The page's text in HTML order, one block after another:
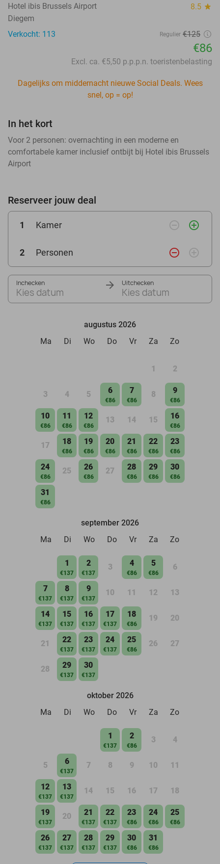
Hotel ibis Brussels Airport 8.5 star
Diegem
Verkocht: 113
Regulier €125
€86
Excl. ca. €5,50 p.p.p.n. toeristenbelasting
Dagelijks om middernacht nieuwe Social Deals. Wees
snel, op = op!
In het kort
Voor 2 personen: overnachting in een moderne en
comfortabele kamer inclusief ontbijt bij Hotel ibis Brussels
Airport
Reserveer jouw deal
1 Kamer remove_circle_outline add_circle_outline
2 Personen remove_circle_outline add_circle_outline
Inchecken
Kies datum
Uitchecken
Kies datum
augustus 2026
Ma
Di Wo Do Vr Za Zo
1 2
3 4 5 6
€86
7
€86
8 9
€86
10
€86
11
€86
12
€86
13 14 15 16
€86
17 18
€86
19
€86
20
€86
21
€86
22
€86
23
€86
24
€86
25 26
€86
27 28
€86
29
€86
30
€86
31
€86
september 2026
Ma
Di Wo Do Vr Za Zo
1
€137
2
€137
3 4
€86
5
€86
6
7
€137
8
€137
9
€137
10 11 12 13
14
€137
15
€137
16
€137
17
€137
18
€86
19 20
21 22
€137
23
€137
24
€137
25
€86
26 27
28 29
€137
30
€137
oktober 2026
Ma
Di Wo Do Vr Za Zo
1
€137
2
€86
3 4
5 6
€137
7 8 9 10 11
12
€137
13
€137
14 15 16 17 18
19
€137
20 21
€137
22
€137
23
€86
24
€86
25
€86
26
€137
27
€137
28
€137
29
€137
30
€86
31
€86